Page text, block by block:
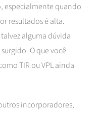
especialmente quando
resultados é alta.
alguma dúvida
O que você
TIR ou VPL ainda
incorporadores,